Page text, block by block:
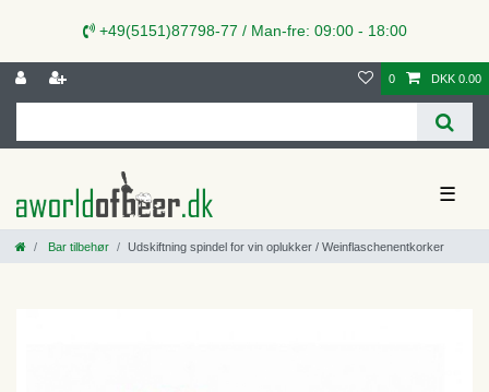
+49(5151)87798-77 / Man-fre: 09:00 - 18:00
0 DKK 0.00
☰
Bar tilbehør Udskiftning spindel for vin oplukker / Weinflaschenentkorker